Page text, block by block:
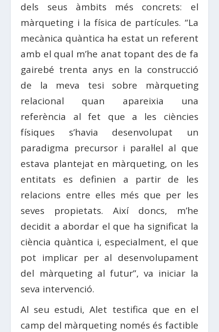
dels seus àmbits més concrets: el
màrqueting i la física de partícules. “La
mecànica quàntica ha estat un referent
amb el qual m’he anat topant des de fa
gairebé trenta anys en la construcció
de la meva tesi sobre màrqueting
relacional quan apareixia una
referència al fet que a les ciències
físiques s’havia desenvolupat un
paradigma precursor i paral·lel al que
estava plantejat en màrqueting, on les
entitats es definien a partir de les
relacions entre elles més que per les
seves propietats. Així doncs, m’he
decidit a abordar el que ha significat la
ciència quàntica i, especialment, el que
pot implicar per al desenvolupament
del màrqueting al futur”, va iniciar la
seva intervenció.
Al seu estudi, Alet testifica que en el
camp del màrqueting només és factible